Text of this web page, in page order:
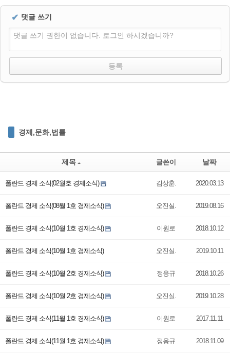
✔ 댓글 쓰기
댓글 쓰기 권한이 없습니다. 로그인 하시겠습니까?
경제,문화,법률
제목 글쓴이 날짜
폴란드 경제 소식(02월호 경제소식) 김상훈. 2020.03.13
폴란드 경제 소식(08월 1호 경제소식) 오진실. 2019.08.16
폴란드 경제 소식(10월 1호 경제소식) 이원로 2018.10.12
폴란드 경제 소식(10월 1호 경제소식) 오진실. 2019.10.11
폴란드 경제 소식(10월 2호 경제소식) 정응규 2018.10.26
폴란드 경제 소식(10월 2호 경제소식) 오진실. 2019.10.28
폴란드 경제 소식(11월 1호 경제소식) 이원로 2017.11.11
폴란드 경제 소식(11월 1호 경제소식) 정응규 2018.11.09